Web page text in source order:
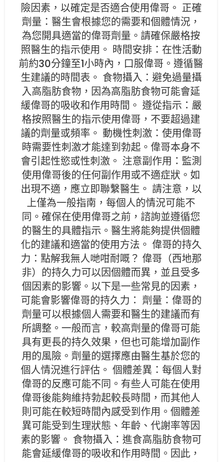
險因素，以確定是否適合使用偉哥。 正確
劑量：醫生會根據您的需要和個體情況，
為您開具適當的偉哥劑量。請確保嚴格按
照醫生的指示使用。 時間安排：在性活動
前約30分鐘至1小時內，口服偉哥。遵循醫
生建議的時間表。 食物攝入：避免過量攝
入高脂肪食物，因為高脂肪食物可能會延
緩偉哥的吸收和作用時間。 遵從指示：嚴
格按照醫生的指示使用偉哥，不要超過建
議的劑量或頻率。 動機性刺激：使用偉哥
時需要性刺激才能達到勃起。偉哥本身不
會引起性慾或性刺激。 注意副作用：監測
使用偉哥後的任何副作用或不適症狀。如
出現不適，應立即聯繫醫生。 請注意，以
上僅為一般指南，每個人的情況可能不
同。確保在使用偉哥之前，諮詢並遵循您
的醫生的具體指示。醫生將能夠提供個體
化的建議和適當的使用方法。 偉哥的持久
力：點解我無人哋咁耐嘅？ 偉哥（西地那
非）的持久力可以因個體而異，並且受多
個因素的影響。以下是一些常見的因素，
可能會影響偉哥的持久力： 劑量：偉哥的
劑量可以根據個人需要和醫生的建議而有
所調整。一般而言，較高劑量的偉哥可能
具有更長的持久效果，但也可能增加副作
用的風險。劑量的選擇應由醫生基於您的
個人情況進行評估。 個體差異：每個人對
偉哥的反應可能不同。有些人可能在使用
偉哥後能夠維持勃起較長時間，而其他人
則可能在較短時間內感受到作用。個體差
異可能受到生理狀態、年齡、代謝率等因
素的影響。 食物攝入：進食高脂肪食物可
能會延緩偉哥的吸收和作用時間。因此，